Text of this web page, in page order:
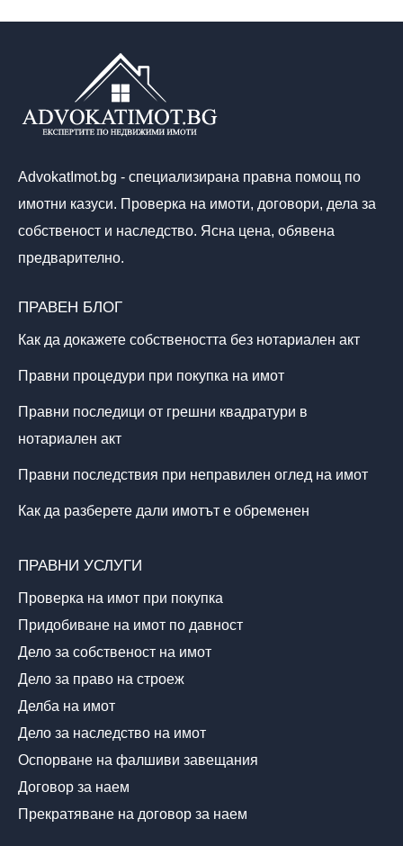
AdvokatImot.bg - специализирана правна помощ по
имотни казуси. Проверка на имоти, договори, дела за
собственост и наследство. Ясна цена, обявена
предварително.
ПРАВЕН БЛОГ
Как да докажете собствеността без нотариален акт
Правни процедури при покупка на имот
Правни последици от грешни квадратури в
нотариален акт
Правни последствия при неправилен оглед на имот
Как да разберете дали имотът е обременен
ПРАВНИ УСЛУГИ
Проверка на имот при покупка
Придобиване на имот по давност
Дело за собственост на имот
Дело за право на строеж
Делба на имот
Дело за наследство на имот
Оспорване на фалшиви завещания
Договор за наем
Прекратяване на договор за наем